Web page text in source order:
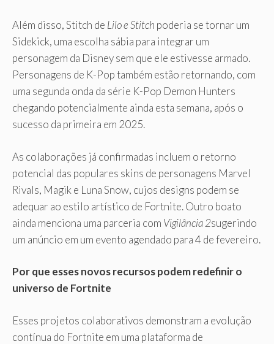
Além disso, Stitch de Lilo e Stitch poderia se tornar um
Sidekick, uma escolha sábia para integrar um
personagem da Disney sem que ele estivesse armado.
Personagens de K-Pop também estão retornando, com
uma segunda onda da série K-Pop Demon Hunters
chegando potencialmente ainda esta semana, após o
sucesso da primeira em 2025.
As colaborações já confirmadas incluem o retorno
potencial das populares skins de personagens Marvel
Rivals, Magik e Luna Snow, cujos designs podem se
adequar ao estilo artístico de Fortnite. Outro boato
ainda menciona uma parceria com Vigilância 2sugerindo
um anúncio em um evento agendado para 4 de fevereiro.
Por que esses novos recursos podem redefinir o
universo de Fortnite
Esses projetos colaborativos demonstram a evolução
contínua do Fortnite em uma plataforma de